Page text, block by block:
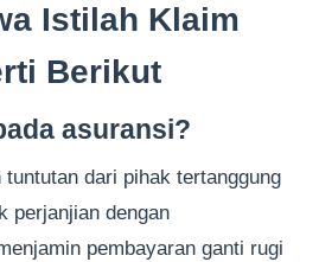
Istilah Klaim
Berikut
asuransi?
tuntutan dari pihak tertanggung
perjanjian dengan
pembayaran ganti rugi